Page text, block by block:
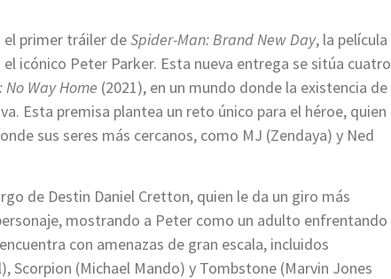
el primer tráiler deSpider-Man: Brand New Day, la película
icónico Peter Parker. Esta nueva entrega se sitúa cuatro
Way Home (2021), en un mundo donde la existencia de
Esta premisa plantea un reto único para el héroe, quien
sus seres más cercanos, como MJ (Zendaya) y Ned
de Destin Daniel Cretton, quien le da un giro más
mostrando a Peter como un adulto enfrentando
con amenazas de gran escala, incluidos
Scorpion (Michael Mando) y Tombstone (Marvin Jones